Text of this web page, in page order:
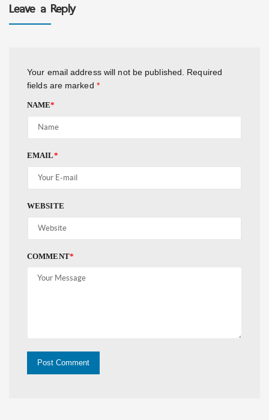
Leave a Reply
Your email address will not be published.
Required
fields are marked *
NAME*
EMAIL*
WEBSITE
COMMENT*